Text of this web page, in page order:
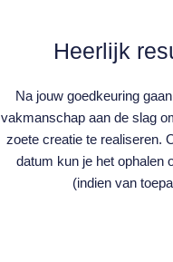
Heerlijk
Na jouw goedkeuring
vakmanschap aan de slag
zoete creatie te realiseren.
datum kun je het ophalen
(indien van